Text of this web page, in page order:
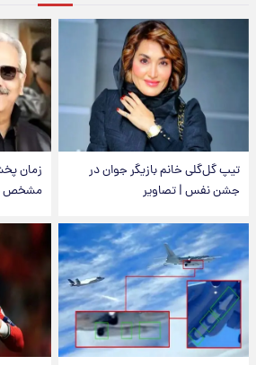
تیپ گل‌گلی خانم بازیگر جوان در
جشن نفس | تصاویر
زمان
مشخص